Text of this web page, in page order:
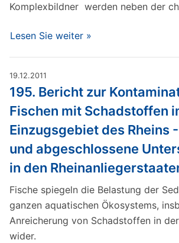
Komplexbildner werden neben der
Lesen Sie weiter »
19.12.2011
195. Bericht zur
Fischen mit Schadstoffen
Einzugsgebiet des Rheins
und abgeschlossene
in den
Fische spiegeln die Belastung der
ganzen aquatischen Ökosystems,
Anreicherung von Schadstoffen in
wider.